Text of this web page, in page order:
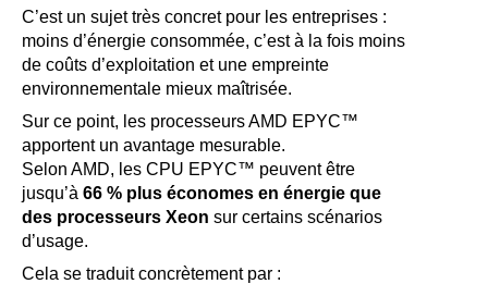
C’est un sujet très concret pour les entreprises :
moins d’énergie consommée, c’est à la fois moins
de coûts d’exploitation et une empreinte
environnementale mieux maîtrisée.
Sur ce point, les processeurs AMD EPYC™
apportent un avantage mesurable.
Selon AMD, les CPU EPYC™ peuvent être
jusqu’à 66 % plus économes en énergie que
des processeurs Xeon sur certains scénarios
d’usage.
Cela se traduit concrètement par :